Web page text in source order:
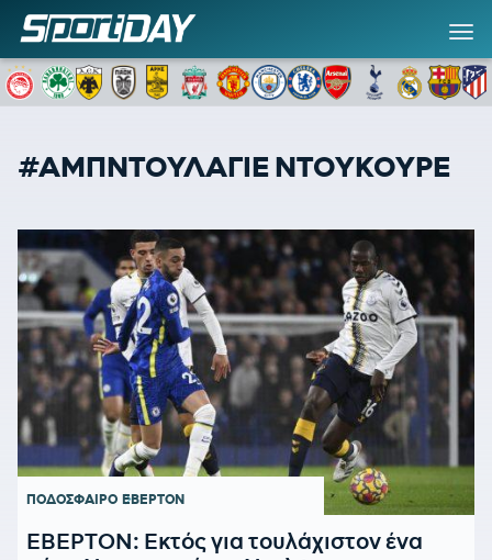
#ΑΜΠΝΤΟΥΛΑΓΙΕ ΝΤΟΥΚΟΥΡΕ
ΠΟΔΟΣΦΑΙΡΟ ΕΒΕΡΤΟΝ
ΕΒΕΡΤΟΝ: Εκτός για τουλάχιστον ένα